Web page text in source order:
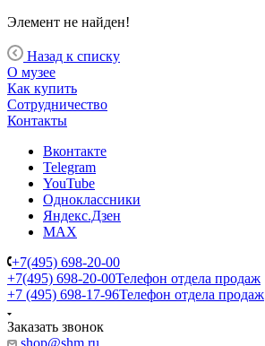
Элемент не найден!
Назад к списку
О музее
Как купить
Сотрудничество
Контакты
Вконтакте
Telegram
YouTube
Одноклассники
Яндекс.Дзен
MAX
+7(495) 698-20-00
+7(495) 698-20-00Телефон отдела продаж
+7 (495) 698-17-96Телефон отдела продаж
Заказать звонок
shop@shm.ru